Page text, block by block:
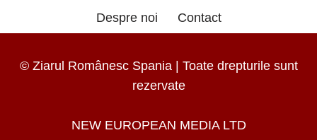
Despre noi Contact
© Ziarul Românesc Spania | Toate drepturile sunt
rezervate
NEW EUROPEAN MEDIA LTD